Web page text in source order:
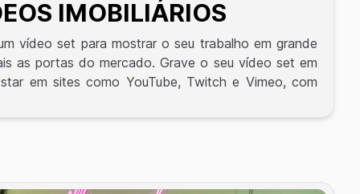
IMOBILIÁRIOS
vídeo set para mostrar o seu trabalho em grande
as portas do mercado. Grave o seu vídeo set em
em sites como YouTube, Twitch e Vimeo, com